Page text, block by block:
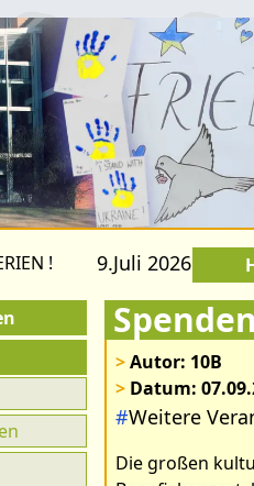
! 9.Juli 2026 bis
>Autor: 10B
>Datum:
#Weitere
Die großen
Bilder zum